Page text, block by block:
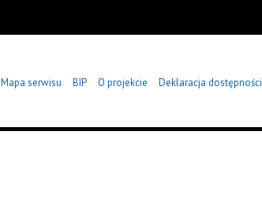
Mapa serwisu BIP O projekcie Deklaracja dostępności